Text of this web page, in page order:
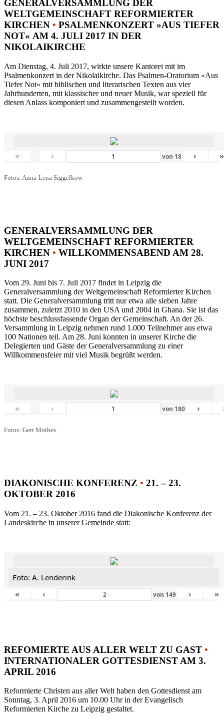
GENERALVERSAMMLUNG DER
WELTGEMEINSCHAFT REFORMIERTER
KIRCHEN • PSALMENKONZERT »AUS TIEFER
NOT« AM 4. JULI 2017 IN DER
NIKOLAIKIRCHE
Am Dienstag, 4. Juli 2017, wirkte unsere Kantorei mit im
Psalmenkonzert in der Nikolaikirche. Das Psalmen-Oratorium »Aus
Tiefer Not« mit biblischen und literarischen Texten aus vier
Jahrhunderten, mit klassischer und neuer Musik, war speziell für
diesen Anlass komponiert und zusammengestellt worden.
« ‹ von 18 › »
Fotos: Anna-Lena Siggelkow
GENERALVERSAMMLUNG DER
WELTGEMEINSCHAFT REFORMIERTER
KIRCHEN • WILLKOMMENSABEND AM 28.
JUNI 2017
Vom 29. Juni bis 7. Juli 2017 findet in Leipzig die
Generalversammlung der Weltgemeinschaft Reformierter Kirchen
statt. Die Generalversammlung tritt nur etwa alle sieben Jahre
zusammen, zuletzt 2010 in den USA und 2004 in Ghana. Sie ist das
höchste beschlussfassende Organ der Gemeinschaft. An der 26.
Versammlung in Leipzig nehmen rund 1.000 Teilnehmer aus etwa
100 Nationen teil. Am 28. Juni konnten in unserer Kirche die
Delegierten und Gäste der Generalversammlung zu einer
Willkommensfeier mit viel Musik begrüßt werden.
« ‹ von 180 ›
Fotos: Gert Mothes
DIAKONISCHE KONFERENZ • 21. – 23.
OKTOBER 2016
Vom 21. – 23. Oktober 2016 fand die Diakonische Konferenz der
Landeskirche in unserer Gemeinde statt:
Foto: A. Lenderink
«
‹ von 149 › »
REFOMIERTE AUS ALLER WELT ZU GAST •
INTERNATIONALER GOTTESDIENST AM 3.
APRIL 2016
Reformierte Christen aus aller Welt haben den Gottesdienst am
Sonntag, 3. April 2016 um 10.00 Uhr in der Evangelisch
Reformierten Kirche zu Leipzig gestaltet.